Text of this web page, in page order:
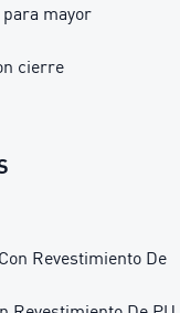
mayor
cierre
Revestimiento De